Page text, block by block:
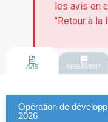
les avis en
"Retour à la
AVIS REGLEMENT
Opération de
2026